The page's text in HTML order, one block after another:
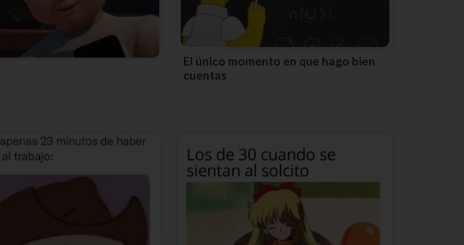
El único momento en que hago bien
cuentas